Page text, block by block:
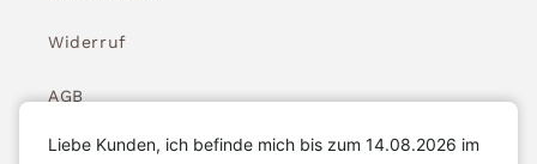
Widerruf
AGB
Widerrufsbelehrung
Liebe Kunden, ich befinde mich bis zum 14.08.2026 im